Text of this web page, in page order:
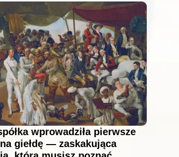
wprowadziła pierwsze
giełdę — zaskakująca